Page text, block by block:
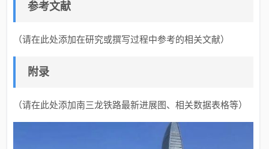
参考文献
（请在此处添加在研究或撰写过程中参考的相关文献）
附录
（请在此处添加南三龙铁路最新进展图、相关数据表格等）